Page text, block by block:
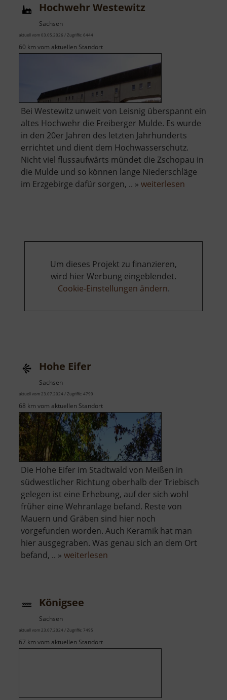
Hochwehr Westewitz
Sachsen
aktuell vom 03.05.2026 / Zugriffe: 6444
60 km vom aktuellen Standort
Bei Westewitz unweit von Leisnig überspannt ein
altes Hochwehr die Freiberger Mulde. Es wurde
in den 20er Jahren des letzten Jahrhunderts
errichtet und dient dem Hochwasserschutz.
Nicht viel flussaufwärts mündet die Zschopau in
die Mulde und so können lange Niederschläge
im Erzgebirge dafür sorgen, .. » weiterlesen
Um dieses Projekt zu finanzieren,
wird hier Werbung eingeblendet.
Cookie-Einstellungen ändern.
Hohe Eifer
Sachsen
aktuell vom 23.07.2024 / Zugriffe: 4799
68 km vom aktuellen Standort
Die Hohe Eifer im Stadtwald von Meißen in
südwestlicher Richtung oberhalb der Triebisch
gelegen ist eine Erhebung, auf der sich wohl
früher eine Wehranlage befand. Reste von
Mauern und Gräben sind hier noch
vorgefunden worden. Auch Keramik hat man
hier ausgegraben. Was genau sich an dem Ort
befand, .. » weiterlesen
Königsee
Sachsen
aktuell vom 23.07.2024 / Zugriffe: 7495
67 km vom aktuellen Standort